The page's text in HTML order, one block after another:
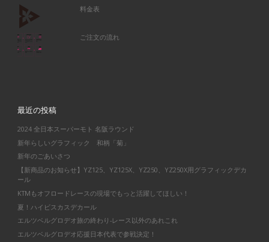
料金表
ご注文の流れ
最近の投稿
2024 全日本スーパーモト 名阪ラウンド
新年らしいグラフィック 和柄「菊」
新年のごあいさつ
【新商品のお知らせ】YZ125、YZ125X、YZ250、YZ250X用グラフィックデカ
ール
KTMもオフロードレースの現場でもっと活躍してほしい！
夏！ハイビスカスデカール
エルツベルグロデオ旅の終わり-レース以外のあれこれ
エルツベルグロデオ応援日本代表で参戦決定！